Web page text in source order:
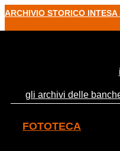
ARCHIVIO STORICO INTESA
gli archivi delle
FOTOTECA